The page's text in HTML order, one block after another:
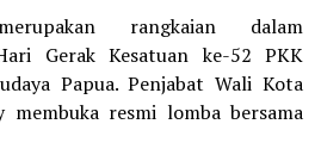
rangkaian dalam
Gerak Kesatuan ke-52 PKK
Papua. Penjabat Wali Kota
membuka resmi lomba bersama